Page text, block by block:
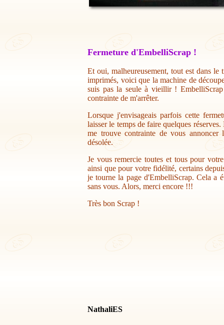
Fermeture d'EmbelliScrap !
Et oui, malheureusement, tout est dans
imprimés, voici que la machine de
suis pas la seule à vieillir !
contrainte de m'arrêter.
Lorsque j'envisageais parfois cette
laisser le temps de faire quelques
me trouve contrainte de vous annoncer
désolée.
Je vous remercie toutes et tous pour
ainsi que pour votre fidélité, certains
je tourne la page d'EmbelliScrap. Cela a
sans vous. Alors, merci encore !!!
Très bon Scrap !
NathaliES